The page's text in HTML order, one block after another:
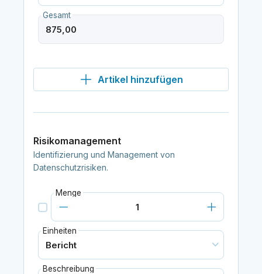
Gesamt
Artikel hinzufügen
Risikomanagement
Identifizierung und Management von
Datenschutzrisiken.
Menge
Einheiten
Beschreibung